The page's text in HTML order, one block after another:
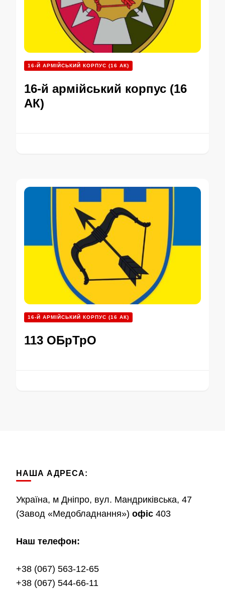
16-Й АРМІЙСЬКИЙ КОРПУС (16 АК)
16-й армійський корпус (16
АК)
16-Й АРМІЙСЬКИЙ КОРПУС (16 АК)
113 ОБрТрО
НАША АДРЕСА:
Україна, м Дніпро, вул. Мандриківська, 47
(Завод «Медобладнання») офіс 403
Наш телефон:
+38 (067) 563-12-65
+38 (067) 544-66-11